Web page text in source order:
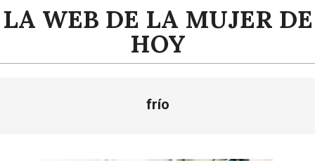
Saltar
alLA WEB DE LA MUJER DE
HOY
frío